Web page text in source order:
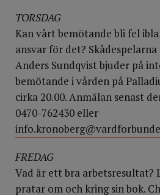
TORSDAG
Kan vårt bemötande bli fel
ansvar för det?
Anders Sundqvist bjuder på
bemötande i vården på
cirka 20.00. Anmälan senast
0470-762430 eller
FREDAG
Vad är ett bra arbetsresultat?
pratar om och kring sin bok.